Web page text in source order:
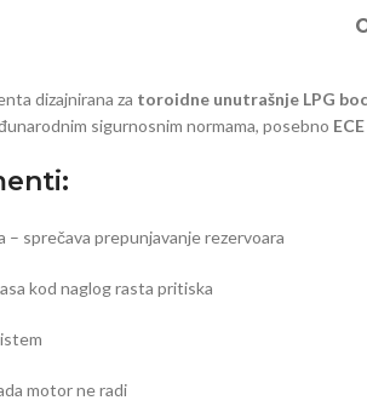
dizajnirana za toroidne unutrašnje LPG
sigurnosnim normama, posebno
– sprečava prepunjavanje rezervoara
kod naglog rasta pritiska
motor ne radi